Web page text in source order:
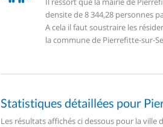
densite de 8 344,28 personnes
A cela il faut soustraire les
la commune de Pierrefitte-sur-
Statistiques détaillées pour
Les résultats affichés ci dessous pour la ville